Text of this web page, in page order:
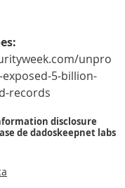
unpro
5-billion-
records
disclosure
de dadoskeepnet labs